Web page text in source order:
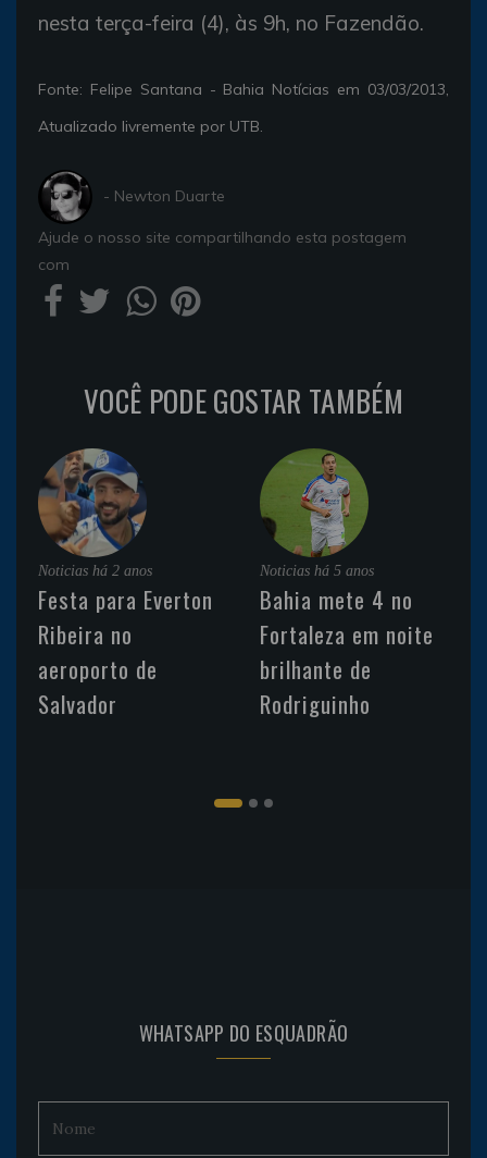
nesta terça-feira (4), às 9h, no Fazendão.
Fonte: Felipe Santana - Bahia Notícias em 03/03/2013,
Atualizado livremente por UTB.
- Newton Duarte
Ajude o nosso site compartilhando esta postagem
com
VOCÊ PODE GOSTAR TAMBÉM
Noticias há 2 anos
Festa para Everton
Ribeira no
aeroporto de
Salvador
Noticias há 5 anos
Bahia mete 4 no
Fortaleza em noite
brilhante de
Rodriguinho
WHATSAPP DO ESQUADRÃO